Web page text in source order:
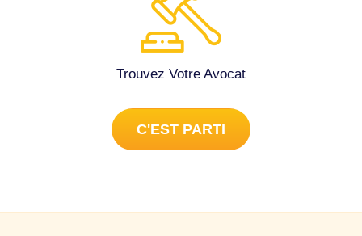
Trouvez Votre Avocat
C'EST PARTI